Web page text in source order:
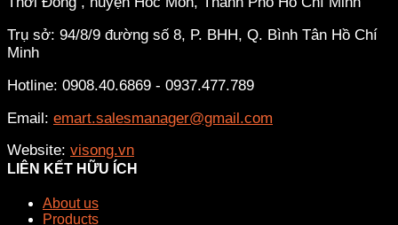
Trụ sở: 94/8/9 đường số 8, P. BHH, Q. Bình Tân Hồ Chí
Minh
Hotline: 0908.40.6869 - 0937.477.789
Email: emart.salesmanager@gmail.com
Website: visong.vn
LIÊN KẾT HỮU ÍCH
About us
Products